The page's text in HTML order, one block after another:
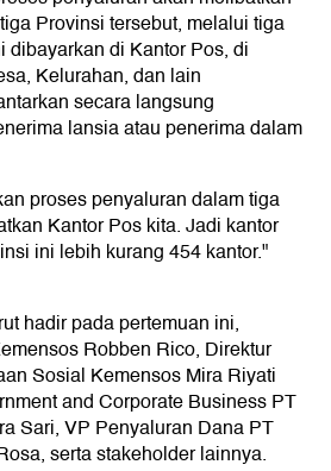
Provinsi tersebut, melalui tiga
dibayarkan di Kantor Pos, di
Kelurahan, dan lain
secara langsung
lansia atau penerima dalam
proses penyaluran dalam tiga
Kantor Pos kita. Jadi kantor
ini lebih kurang 454 kantor."
hadir pada pertemuan ini,
Robben Rico, Direktur
Sosial Kemensos Mira Riyati
and Corporate Business PT
Sari, VP Penyaluran Dana PT
serta stakeholder lainnya.